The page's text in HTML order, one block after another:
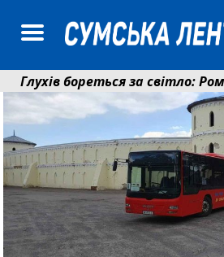
бореться за світло:
фонд Сумщини